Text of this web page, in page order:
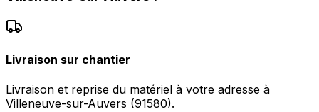
Livraison sur chantier
Livraison et reprise du matériel à votre adresse à
Villeneuve-sur-Auvers (91580).